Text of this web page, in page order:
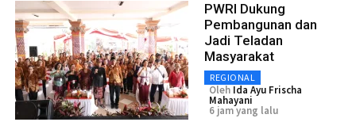
PWRI Dukung
Pembangunan dan
Jadi Teladan
Masyarakat
REGIONAL
Oleh Ida Ayu Frischa
Mahayani
6 jam yang lalu